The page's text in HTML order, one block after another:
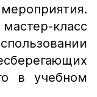
класс
в учебном